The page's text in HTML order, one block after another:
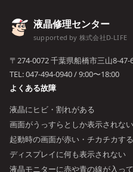
液晶修理センター
supported by 株式会社D-LIFE
〒274-0072 千葉県船橋市三山8-
TEL:047-494-0940/ 9:00〜18:00
よくある故障
液晶にヒビ・割れがある
画面がうっすらとしか表示されない
起動時の画面が赤い・チカチカする
ディスプレイに何も表示されない
液晶モニターに赤や青の線が入っ